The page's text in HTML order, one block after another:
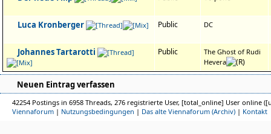
Luca Kronberger Public DC
Johannes Tartarotti Public
The Ghost of Rudi
Hevera
Neuen Eintrag verfassen
42254 Postings in 6958 Threads, 276 registrierte User, [total_online] User online
Viennaforum | Nutzungsbedingungen | Das alte Viennaforum (Archiv) | Kontakt